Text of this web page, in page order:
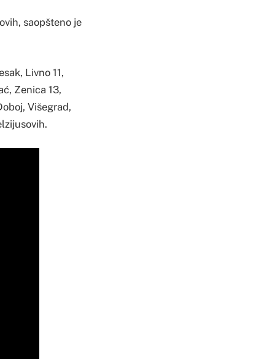
saopšteno je
Livno 11,
Zenica 13,
Višegrad,